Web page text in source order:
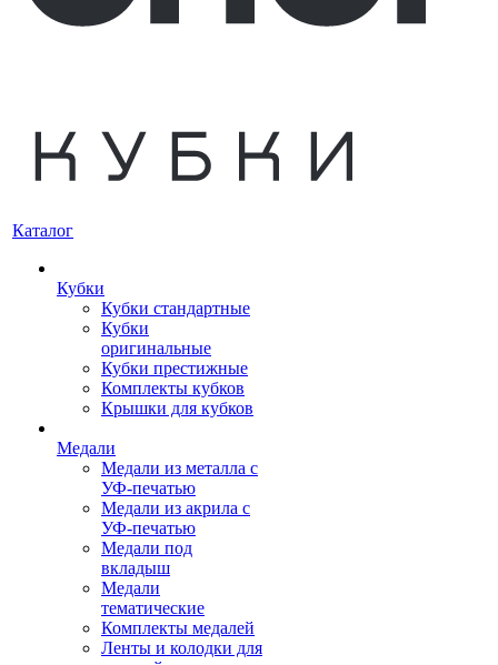
Каталог
Кубки
Кубки стандартные
Кубки
оригинальные
Кубки престижные
Комплекты кубков
Крышки для кубков
Медали
Медали из металла с
УФ-печатью
Медали из акрила с
УФ-печатью
Медали под
вкладыш
Медали
тематические
Комплекты медалей
Ленты и колодки для